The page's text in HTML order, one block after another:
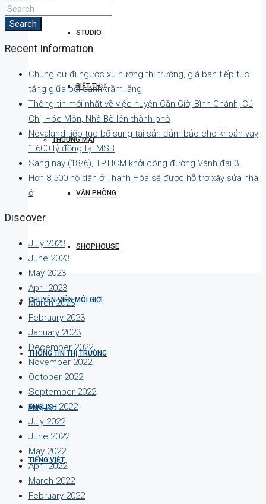
STUDIO
BIỆT THỰ
THƯƠNG MẠI
VĂN PHÒNG
SHOPHOUSE
CHUYÊN VIÊN MÔI GIỚI
THÔNG TIN THỊ TRƯỜNG
ENGLISH
TIẾNG VIỆT
Search
Recent Information
Chung cư đi ngược xu hướng thị trường, giá bán tiếp tục
tăng giữa bối cảnh trầm lắng
Thông tin mới nhất về việc huyện Cần Giờ, Bình Chánh, Củ
Chi, Hóc Môn, Nhà Bè lên thành phố
Novaland tiếp tục bổ sung tài sản đảm bảo cho khoản vay
1.600 tỷ đồng tại MSB
Sáng nay (18/6), TP.HCM khởi công đường Vành đai 3
Hơn 8.500 hộ dân ở Thanh Hóa sẽ được hỗ trợ xây sửa nhà
ở
Discover
July 2023
June 2023
May 2023
April 2023
March 2023
February 2023
January 2023
December 2022
November 2022
October 2022
September 2022
August 2022
July 2022
June 2022
May 2022
April 2022
March 2022
February 2022